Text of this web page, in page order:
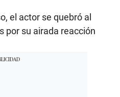
el actor se quebró al
por su airada reacción